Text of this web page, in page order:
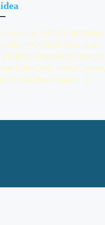
Una idea TÍTULO ORIGINAL:
AÑO: 2017 DIRECTOR: Juan
GÉNERO CINEMATOGRÁFICO:
DURACIÓN: 6’ PAÍS: México
ORIGINAL: Digital […]